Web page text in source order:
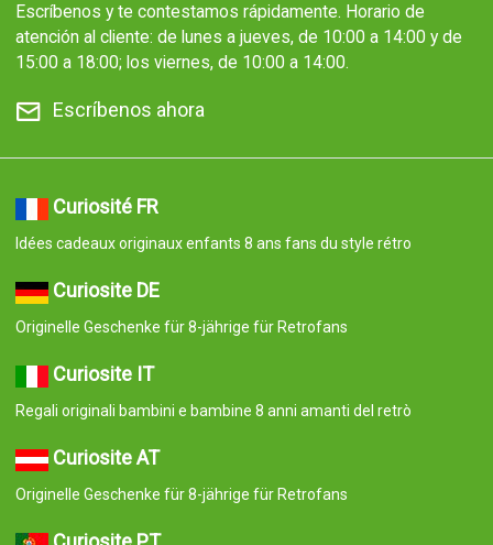
Escríbenos y te contestamos rápidamente. Horario de
atención al cliente: de lunes a jueves, de 10:00 a 14:00 y de
15:00 a 18:00; los viernes, de 10:00 a 14:00.
Escríbenos ahora
Curiosité FR
Idées cadeaux originaux enfants 8 ans fans du style rétro
Curiosite DE
Originelle Geschenke für 8-jährige für Retrofans
Curiosite IT
Regali originali bambini e bambine 8 anni amanti del retrò
Curiosite AT
Originelle Geschenke für 8-jährige für Retrofans